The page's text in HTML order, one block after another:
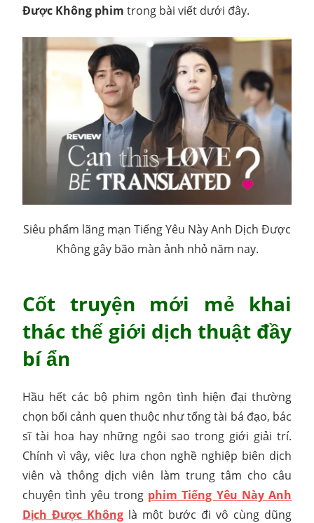
Được Không phim trong bài viết dưới đây.
Siêu phẩm lãng mạn Tiếng Yêu Này Anh Dịch Được
Không gây bão màn ảnh nhỏ năm nay.
Cốt truyện mới mẻ khai
thác thế giới dịch thuật đầy
bí ẩn
Hầu hết các bộ phim ngôn tình hiện đại thường
chọn bối cảnh quen thuộc như tổng tài bá đạo, bác
sĩ tài hoa hay những ngôi sao trong giới giải trí.
Chính vì vậy, việc lựa chọn nghề nghiệp biên dịch
viên và thông dịch viên làm trung tâm cho câu
chuyện tình yêu trong phim Tiếng Yêu Này Anh
Dịch Được Không là một bước đi vô cùng dũng